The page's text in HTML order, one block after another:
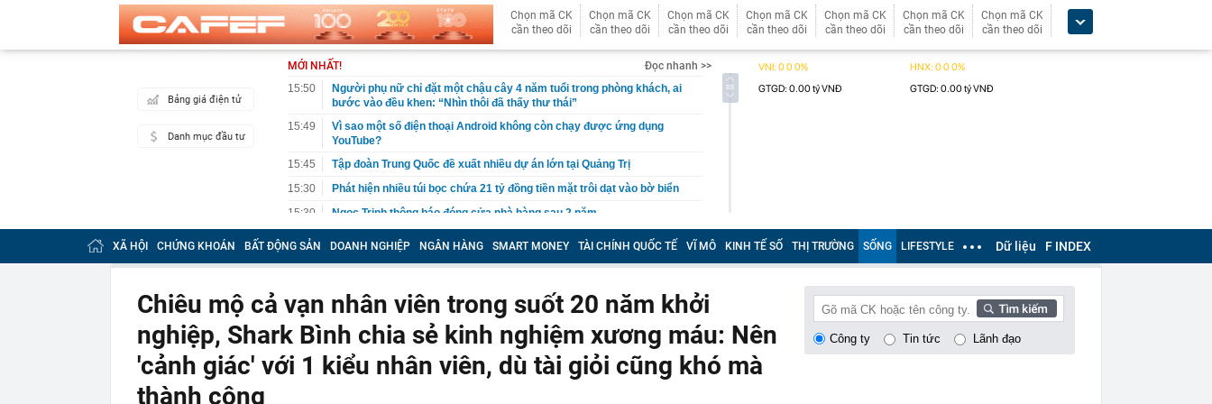
Chọn mã CK
cần theo dõi
Chọn mã CK
cần theo dõi
Chọn mã CK
cần theo dõi
Chọn mã CK
cần theo dõi
Chọn mã CK
cần theo dõi
Chọn mã CK
cần theo dõi
Chọn mã CK
cần theo dõi
Bảng giá điện tử
Danh mục đầu tư
MỚI NHẤT!
Đọc nhanh >>
15:50
Người phụ nữ chỉ đặt một chậu cây 4 năm tuổi trong phòng khách, ai
bước vào đều khen: “Nhìn thôi đã thấy thư thái”
15:49
Vì sao một số điện thoại Android không còn chạy được ứng dụng
YouTube?
15:45
Tập đoàn Trung Quốc đề xuất nhiều dự án lớn tại Quảng Trị
15:30
Phát hiện nhiều túi bọc chứa 21 tỷ đồng tiền mặt trôi dạt vào bờ biển
15:30
Ngọc Trinh thông báo đóng cửa nhà hàng sau 2 năm
15:27
Tập đoàn Đèo Cả đang nghiên cứu đầu tư nhiều dự án với tổng mức
đầu tư dự kiến gần 350.000 tỷ đồng
15:25
Điểm chuẩn Đại học Bách khoa Hà Nội cao nhất là 29,54
15:24
Góc nhìn chuyên gia: "Dòng tiền bí ẩn" bất ngờ xuất hiện, nhưng VN-
Index vẫn đối mặt khả năng rung lắc mạnh
15:15
Vợ chồng Mạnh Trường thông báo về căn biệt thự 600m2 xây từ 2022
XÃ HỘI CHỨNG KHOÁN BẤT ĐỘNG SẢN DOANH NGHIỆP NGÂN HÀNG SMART MONEY TÀI CHÍNH QUỐC TẾ VĨ MÔ KINH TẾ SỐ THỊ TRƯỜNG SỐNG LIFESTYLE Dữ liệu F INDEX
Chiêu mộ cả vạn nhân viên trong suốt 20 năm khởi
nghiệp, Shark Bình chia sẻ kinh nghiệm xương máu: Nên
'cảnh giác' với 1 kiểu nhân viên, dù tài giỏi cũng khó mà
thành công
Công ty Tin tức Lãnh đạo